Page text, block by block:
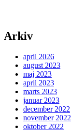
Arkiv
april 2026
august 2023
maj 2023
april 2023
marts 2023
januar 2023
december 2022
november 2022
oktober 2022